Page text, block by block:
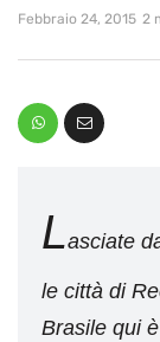
Febbraio 24, 2015 2
Lasciate
le città di
Brasile qui